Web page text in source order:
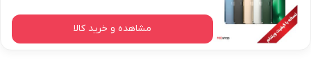
مشاهده و خرید کالا